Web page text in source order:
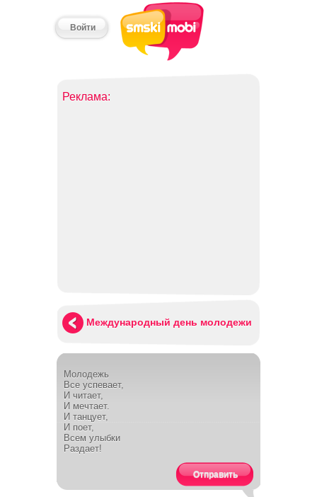
Войти
Реклама:
Международный день молодежи
Молодежь
Все успевает,
И читает,
И мечтает.
И танцует,
И поет,
Всем улыбки
Раздает!
Отправить